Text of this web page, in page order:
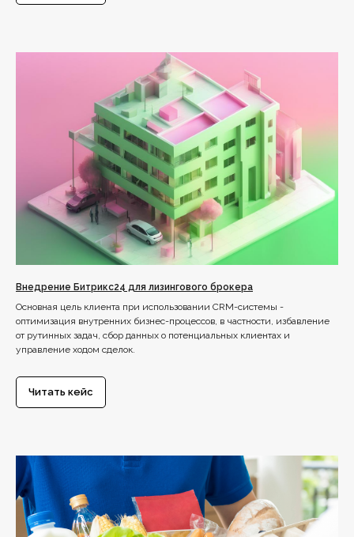
Внедрение Битрикс24 для лизингового брокера
Основная цель клиента при использовании CRM-системы -
оптимизация внутренних бизнес-процессов, в частности, избавление
от рутинных задач, сбор данных о потенциальных клиентах и
управление ходом сделок.
Читать кейс